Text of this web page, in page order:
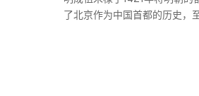
了北京作为中国首都的历史，